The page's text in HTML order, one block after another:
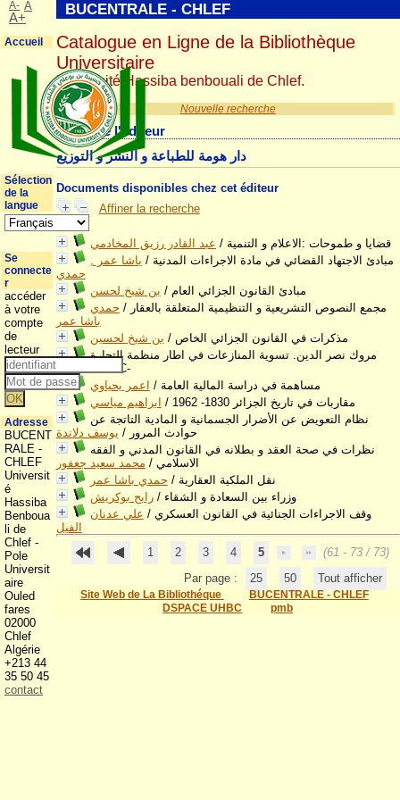
Nouvelle recherche
Détail de l'éditeur
دار هومة للطباعة و النشر و التوزيع
Documents disponibles chez cet éditeur
Affiner la recherche
قضايا و طموحات :الاعلام و التنمية / عبد القادر رزيق المخادمي
مبادئ الاجتهاد القضائي في مادة الاجراءات المدنية / باشا عمر ,
حمدي
مبادئ القانون الجزائي العام / بن شيخ لحسن
مجمع النصوص التشريعية و التنظيمية المتعلقة بالعقار / حمدي
باشا عمر
مذكرات في القانون الجزائي الخاص / بن شيخ لحسين
مروك نصر الدين. تسوية المنازعات في اطار منظمة التجارة
العالمية -OMC-
مساهمة في دراسة المالية العامة / اعمر يحياوي
مقاربات في تاريخ الجزائر 1830- 1962
/ ابراهيم مياسي
نظام التعويض عن الأضرار الجسمانية و المادية التاتجة عن
حوادث المرور / يوسف دلاندة
نظرات في صحة العقد و بطلانه في القانون المدني و الفقه
الاسلامي / محمد سعيد جعفور
نقل الملكية العقارية / حمدي باشا عمر
وزراء بين السعادة و الشقاء /رابح بوكريش
وقف الاجراءات الجنائية في القانون العسكري / علي عدنان
الفيل
1
2 3 4 5
(61 - 73 / 73)
Par page :
25 50 Tout afficher
Site Web de La Bibliothéque
BUCENTRALE - CHLEF
DSPACE UHBC
pmb
BUCENTRALE - CHLEF
Catalogue en Ligne de la Bibliothèque
Universitaire
Université Hassiba benbouali de Chlef.
A- A
A+
Accueil
Sélection
de la
langue
Se
connecte
r
accéder
à votre
compte
de
lecteur
Adresse
BUCENT
RALE -
CHLEF
Universit
é
Hassiba
Benboua
li de
Chlef -
Pole
Universit
aire
Ouled
fares
02000
Chlef
Algérie
+213 44
35 50 45
contact